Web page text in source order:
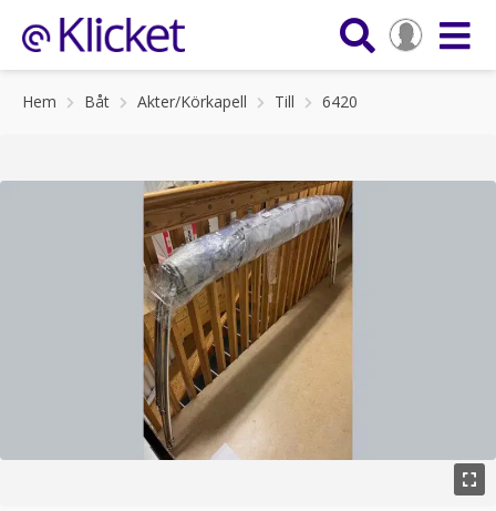
Hem Båt Akter/Körkapell Till 6420